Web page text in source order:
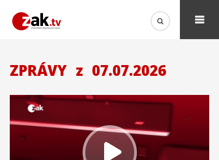
ZPRÁVY z 07.07.2026